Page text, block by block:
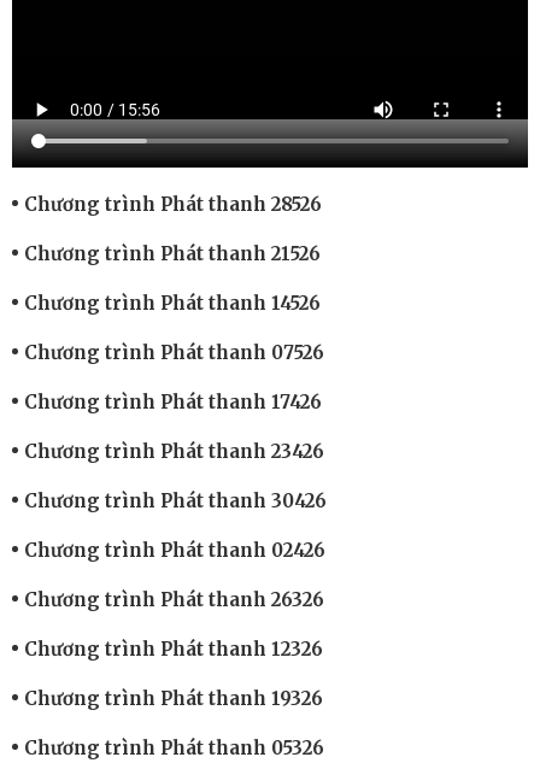
Chương trình Phát thanh 28526
Chương trình Phát thanh 21526
Chương trình Phát thanh 14526
Chương trình Phát thanh 07526
Chương trình Phát thanh 17426
Chương trình Phát thanh 23426
Chương trình Phát thanh 30426
Chương trình Phát thanh 02426
Chương trình Phát thanh 26326
Chương trình Phát thanh 12326
Chương trình Phát thanh 19326
Chương trình Phát thanh 05326